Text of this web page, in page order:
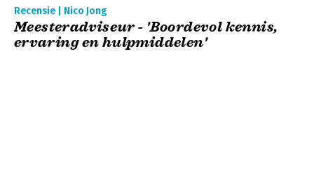
Recensie | Nico Jong
Meesteradviseur - 'Boordevol kennis,
ervaring en hulpmiddelen'